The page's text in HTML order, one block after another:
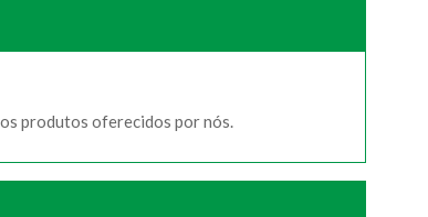
produtos oferecidos por nós.